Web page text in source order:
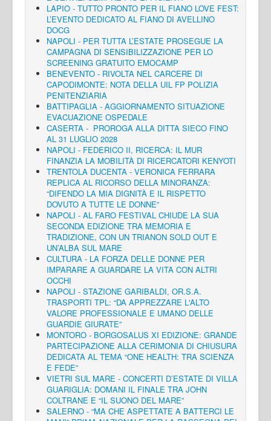
LAPIO - TUTTO PRONTO PER IL FIANO LOVE FEST:
L’EVENTO DEDICATO AL FIANO DI AVELLINO
DOCG
NAPOLI - PER TUTTA L’ESTATE PROSEGUE LA
CAMPAGNA DI SENSIBILIZZAZIONE PER LO
SCREENING GRATUITO EMOCAMP
BENEVENTO - RIVOLTA NEL CARCERE DI
CAPODIMONTE: NOTA DELLA UIL FP POLIZIA
PENITENZIARIA
BATTIPAGLIA - AGGIORNAMENTO SITUAZIONE
EVACUAZIONE OSPEDALE
CASERTA - PROROGA ALLA DITTA SIECO FINO
AL 31 LUGLIO 2028
NAPOLI - FEDERICO II, RICERCA: IL MUR
FINANZIA LA MOBILITÀ DI RICERCATORI KENYOTI
TRENTOLA DUCENTA - VERONICA FERRARA
REPLICA AL RICORSO DELLA MINORANZA:
“DIFENDO LA MIA DIGNITÀ E IL RISPETTO
DOVUTO A TUTTE LE DONNE”
NAPOLI - AL FARO FESTIVAL CHIUDE LA SUA
SECONDA EDIZIONE TRA MEMORIA E
TRADIZIONE, CON UN TRIANON SOLD OUT E
UN’ALBA SUL MARE
CULTURA - LA FORZA DELLE DONNE PER
IMPARARE A GUARDARE LA VITA CON ALTRI
OCCHI
NAPOLI - STAZIONE GARIBALDI, OR.S.A.
TRASPORTI TPL: “DA APPREZZARE L'ALTO
VALORE PROFESSIONALE E UMANO DELLE
GUARDIE GIURATE”
MONTORO - BORGOSALUS XI EDIZIONE: GRANDE
PARTECIPAZIONE ALLA CERIMONIA DI CHIUSURA
DEDICATA AL TEMA “ONE HEALTH: TRA SCIENZA
E FEDE”
VIETRI SUL MARE - CONCERTI D’ESTATE DI VILLA
GUARIGLIA: DOMANI IL FINALE TRA JOHN
COLTRANE E “IL SUONO DEL MARE”
SALERNO - “MA CHE ASPETTATE A BATTERCI LE